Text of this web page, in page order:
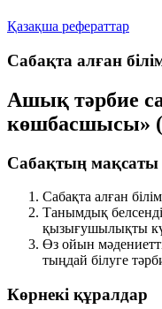
Қазақша рефераттар
Сабақта алған
Ашық тәрбие
көшбасшысы»
Сабақтың мақсаты
Сабақта алған
Танымдық
қызығушылықты
Өз ойын
тыңдай білуге
Көрнекі құралдар